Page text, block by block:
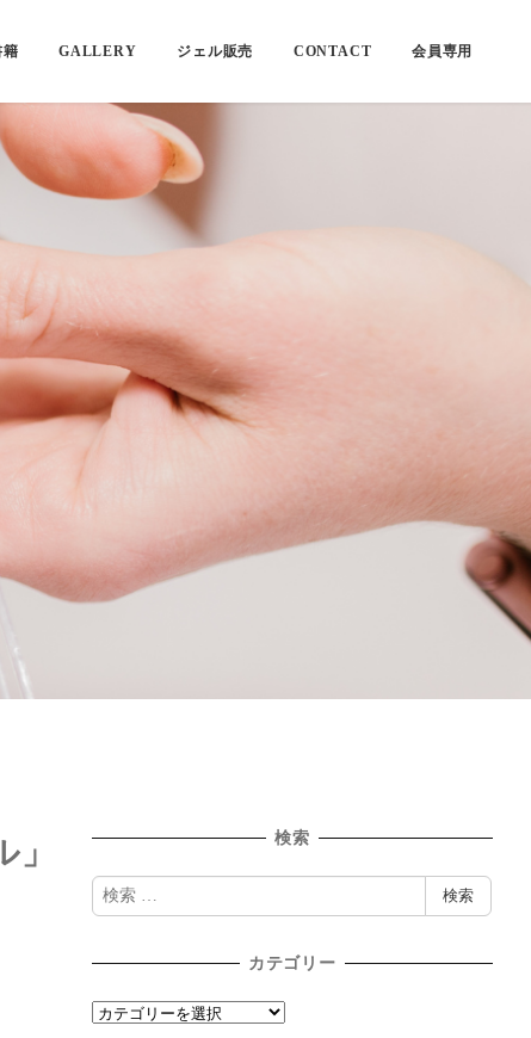
籍 GALLERY ジェル販売 CONTACT 会員専用
検索
検
索
検索
カテゴリー
カ